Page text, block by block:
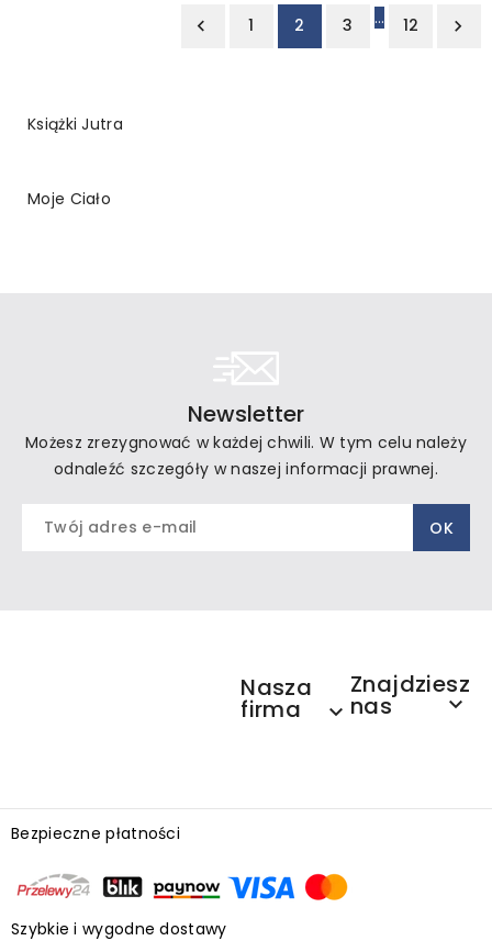
 1 2 3 … 12 
Książki Jutra
Moje Ciało
Newsletter
Możesz zrezygnować w każdej chwili. W tym celu należy
odnaleźć szczegóły w naszej informacji prawnej.
Nasza
firma 
Znajdziesz
nas 
Bezpieczne płatności
Szybkie i wygodne dostawy